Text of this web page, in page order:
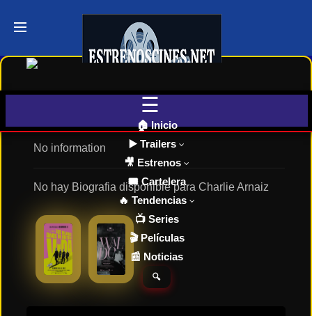
Últimos
AHORA
Próximos
Estrenos
en Cines
🏠 Inicio
▶️ Trailers
🎥 Estrenos
🎟️ Cartelera
🔥 Tendencias
📺 Series
🎬 Películas
📰 Noticias
🔍
Charlie Arnaiz
No information
No hay Biografia disponible para Charlie Arnaiz